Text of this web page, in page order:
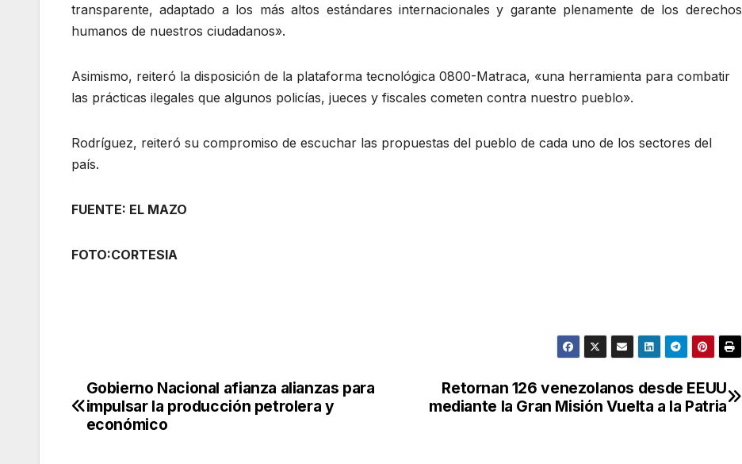
transparente, adaptado a los más altos estándares internacionales y garante plenamente de los derechos
humanos de nuestros ciudadanos».
Asimismo, reiteró la disposición de la plataforma tecnológica 0800-Matraca, «una herramienta para combatir
las prácticas ilegales que algunos policías, jueces y fiscales cometen contra nuestro pueblo».
Rodríguez, reiteró su compromiso de escuchar las propuestas del pueblo de cada uno de los sectores del
país.
FUENTE: EL MAZO
FOTO:CORTESIA
Navegación
de
Retornan 126 venezolanos desde EEUU
mediante la Gran Misión Vuelta a la Patria
Gobierno Nacional afianza alianzas para
impulsar la producción petrolera y
económico